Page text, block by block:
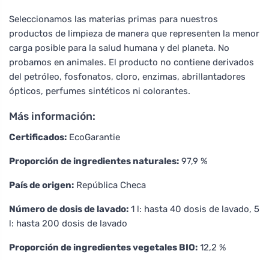
Seleccionamos las materias primas para nuestros
productos de limpieza de manera que representen la menor
carga posible para la salud humana y del planeta. No
probamos en animales. El producto no contiene derivados
del petróleo, fosfonatos, cloro, enzimas, abrillantadores
ópticos, perfumes sintéticos ni colorantes.
Más información:
Certificados: EcoGarantie
Proporción de ingredientes naturales: 97,9 %
País de origen: República Checa
Número de dosis de lavado: 1 l: hasta 40 dosis de lavado, 5
l: hasta 200 dosis de lavado
Proporción de ingredientes vegetales BIO: 12,2 %